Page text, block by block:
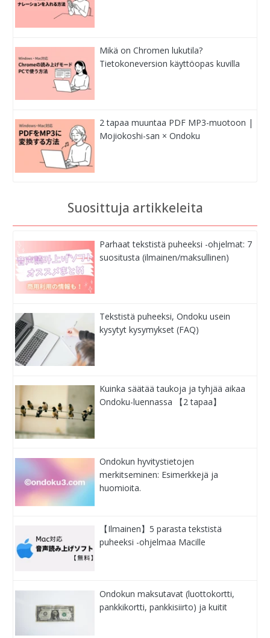
Mikä on Chromen lukutila?
Tietokoneversion käyttöopas kuvilla
2 tapaa muuntaa PDF MP3-muotoon |
Mojiokoshi-san × Ondoku
Suosittuja artikkeleita
Parhaat tekstistä puheeksi -ohjelmat: 7
suositusta (ilmainen/maksullinen)
Tekstistä puheeksi, Ondoku usein
kysytyt kysymykset (FAQ)
Kuinka säätää taukoja ja tyhjää aikaa
Ondoku-luennassa 【2 tapaa】
Ondokun hyvitystietojen
merkitseminen: Esimerkkejä ja
huomioita.
【Ilmainen】5 parasta tekstistä
puheeksi -ohjelmaa Macille
Ondokun maksutavat (luottokortti,
pankkikortti, pankkisiirto) ja kuitit